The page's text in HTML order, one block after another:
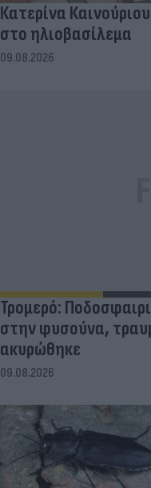
Κατερίνα
στο ηλιοβασίλεμα
09.08.2026
Τρομερό:
στην φυσούνα,
ακυρώθηκε
09.08.2026